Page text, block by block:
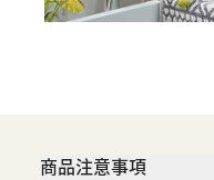
商品注意事項